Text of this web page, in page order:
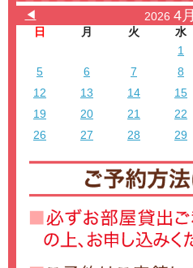
◀ 2026 4月
日
月 火 水
1
5
6 7 8
12
13 14 15
19
20 21 22
26
27 28 29